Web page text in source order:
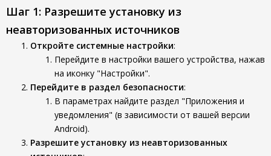
Шаг 1: Разрешите установку из
неавторизованных источников
Откройте системные настройки:
Перейдите в настройки вашего устройства, нажав
на иконку "Настройки".
Перейдите в раздел безопасности:
В параметрах найдите раздел "Приложения и
уведомления" (в зависимости от вашей версии
Android).
Разрешите установку из неавторизованных